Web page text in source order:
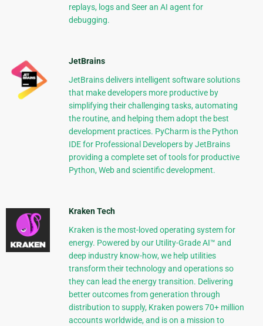
replays, logs and Seer an AI agent for
debugging.
JetBrains
JetBrains delivers intelligent software solutions
that make developers more productive by
simplifying their challenging tasks, automating
the routine, and helping them adopt the best
development practices. PyCharm is the Python
IDE for Professional Developers by JetBrains
providing a complete set of tools for productive
Python, Web and scientific development.
Kraken Tech
Kraken is the most-loved operating system for
energy. Powered by our Utility-Grade AI™ and
deep industry know-how, we help utilities
transform their technology and operations so
they can lead the energy transition. Delivering
better outcomes from generation through
distribution to supply, Kraken powers 70+ million
accounts worldwide, and is on a mission to